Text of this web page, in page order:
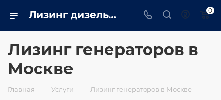
Лизинг дизельных генераторов (ДГУ) для юридических лиц и ИП — купить электростанцию в рассрочку на выгодных условиях в Москве 0
Лизинг генераторов в
Москве
Главная — Услуги — Лизинг генераторов в Москве